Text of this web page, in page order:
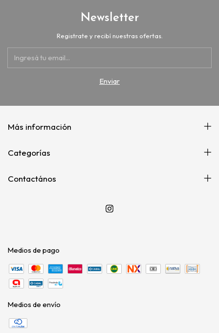
Newsletter
Registrate y recibí nuestras ofertas.
Más información
Categorías
Contactános
Medios de pago
Medios de envío